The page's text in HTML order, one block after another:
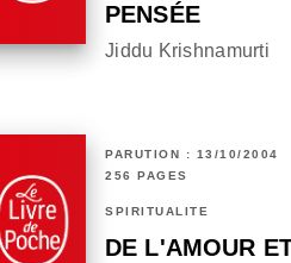
PENSÉE
Jiddu Krishnamurti
PARUTION : 13/10/2004
256 PAGES
SPIRITUALITÉ
DE L'AMOUR